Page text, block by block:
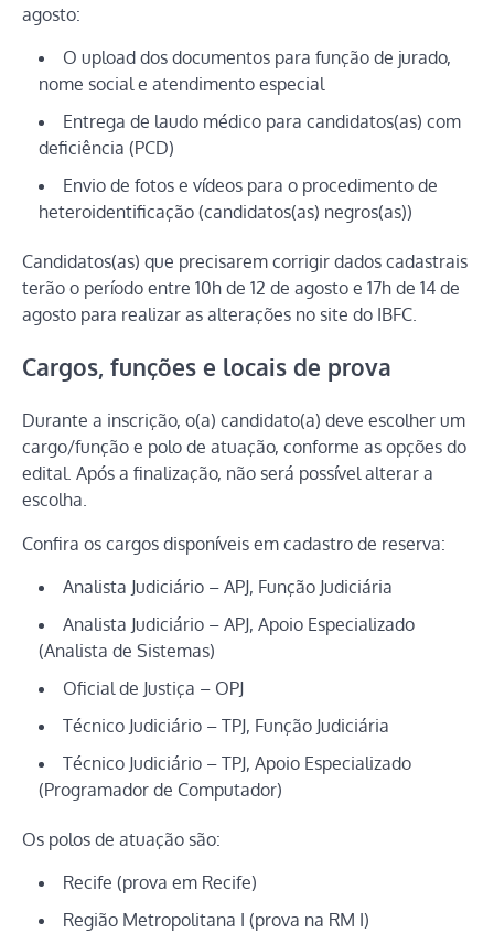
agosto:
O upload dos documentos para função de jurado,
nome social e atendimento especial
Entrega de laudo médico para candidatos(as) com
deficiência (PCD)
Envio de fotos e vídeos para o procedimento de
heteroidentificação (candidatos(as) negros(as))
Candidatos(as) que precisarem corrigir dados cadastrais
terão o período entre 10h de 12 de agosto e 17h de 14 de
agosto para realizar as alterações no site do IBFC.
Cargos, funções e locais de prova
Durante a inscrição, o(a) candidato(a) deve escolher um
cargo/função e polo de atuação, conforme as opções do
edital. Após a finalização, não será possível alterar a
escolha.
Confira os cargos disponíveis em cadastro de reserva:
Analista Judiciário – APJ, Função Judiciária
Analista Judiciário – APJ, Apoio Especializado
(Analista de Sistemas)
Oficial de Justiça – OPJ
Técnico Judiciário – TPJ, Função Judiciária
Técnico Judiciário – TPJ, Apoio Especializado
(Programador de Computador)
Os polos de atuação são:
Recife (prova em Recife)
Região Metropolitana I (prova na RM I)